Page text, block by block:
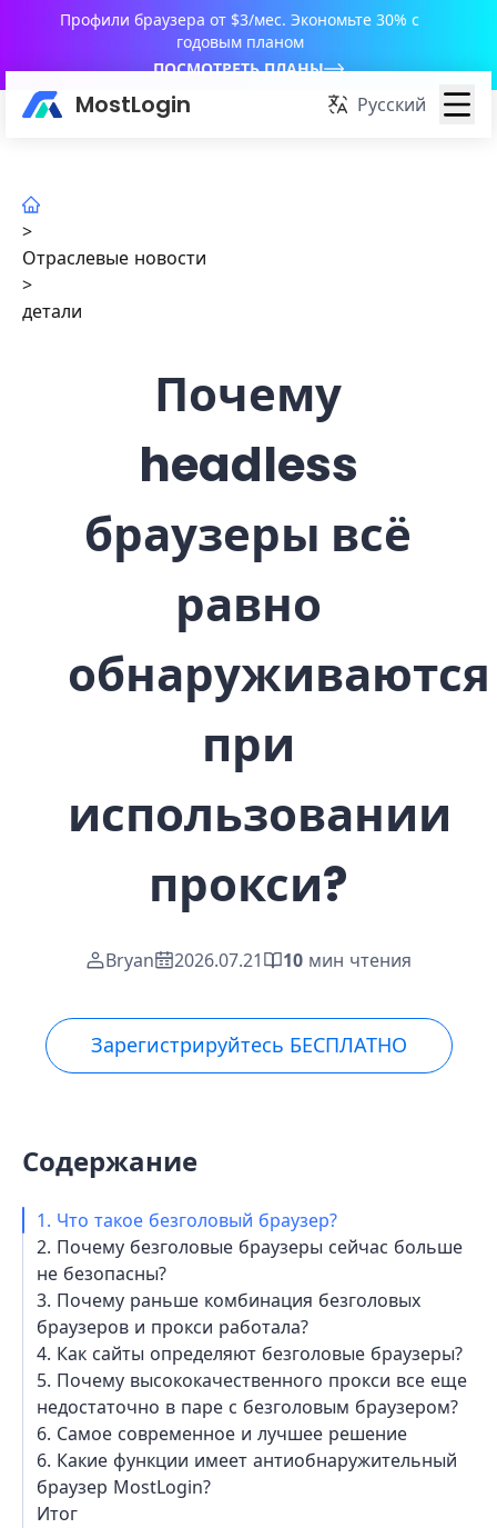
Профили браузера от $3/мес. Экономьте 30% с
годовым планом
ПОСМОТРЕТЬ ПЛАНЫ
MostLogin Русский
>
Отраслевые новости
>
детали
Почему
headless
браузеры всё
равно
обнаруживаются
при
использовании
прокси?
Bryan 2026.07.21 10 мин чтения
Зарегистрируйтесь БЕСПЛАТНО
Содержание
1. Что такое безголовый браузер?
2. Почему безголовые браузеры сейчас больше
не безопасны?
3. Почему раньше комбинация безголовых
браузеров и прокси работала?
4. Как сайты определяют безголовые браузеры?
5. Почему высококачественного прокси все еще
недостаточно в паре с безголовым браузером?
6. Самое современное и лучшее решение
6. Какие функции имеет антиобнаружительный
браузер MostLogin?
Итог